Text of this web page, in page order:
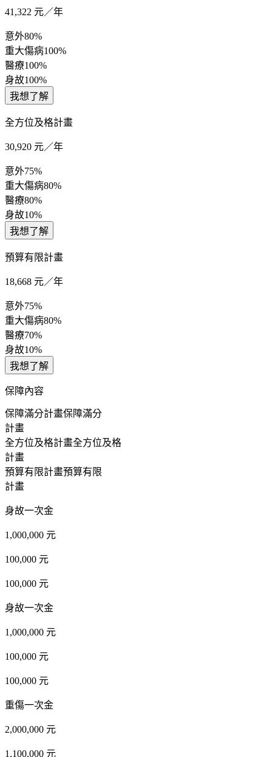
41,322 元／年
意外80%
重大傷病100%
醫療100%
身故100%
我想了解
全方位及格計畫
30,920 元／年
意外75%
重大傷病80%
醫療80%
身故10%
我想了解
預算有限計畫
18,668 元／年
意外75%
重大傷病80%
醫療70%
身故10%
我想了解
保障內容
保障滿分計畫保障滿分
計畫
全方位及格計畫全方位及格
計畫
預算有限計畫預算有限
計畫
身故一次金
1,000,000 元
100,000 元
100,000 元
身故一次金
1,000,000 元
100,000 元
100,000 元
重傷一次金
2,000,000 元
1,100,000 元